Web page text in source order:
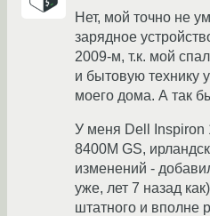
Нет, мой точно не
зарядное
2009-м, т.к. мой
и бытовую технику
моего дома. А так
У меня Dell Inspiron
8400M GS,
изменений -
уже, лет 7 назад
штатного и вполне